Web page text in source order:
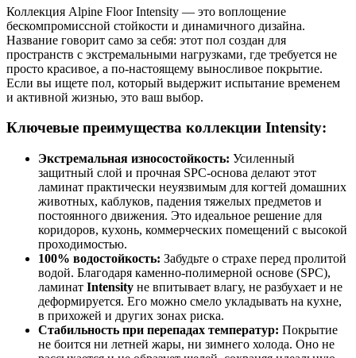
Коллекция Alpine Floor Intensity — это воплощение
бескомпромиссной стойкости и динамичного дизайна.
Название говорит само за себя: этот пол создан для
пространств с экстремальными нагрузками, где требуется не
просто красивое, а по-настоящему выносливое покрытие.
Если вы ищете пол, который выдержит испытание временем
и активной жизнью, это ваш выбор.
Ключевые преимущества коллекции Intensity:
Экстремальная износостойкость: Усиленный
защитный слой и прочная SPC-основа делают этот
ламинат практически неуязвимым для когтей домашних
животных, каблуков, падения тяжелых предметов и
постоянного движения. Это идеальное решение для
коридоров, кухонь, коммерческих помещений с высокой
проходимостью.
100% водостойкость: Забудьте о страхе перед пролитой
водой. Благодаря каменно-полимерной основе (SPC),
ламинат Intensity не впитывает влагу, не разбухает и не
деформируется. Его можно смело укладывать на кухне,
в прихожей и других зонах риска.
Стабильность при перепадах температур: Покрытие
не боится ни летней жары, ни зимнего холода. Оно не